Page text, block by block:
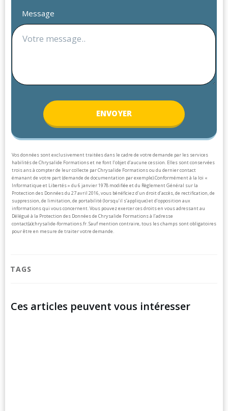
Message
ENVOYER
Vos données sont exclusivement traitées dans le cadre de votre demande par les services
habilités de Chrysalide Formations et ne font l’objet d’aucune cession. Elles sont conservées
trois ans à compter de leur collecte par Chrysalide Formations ou du dernier contact
émanant de votre part (demande de documentation par exemple).Conformément à la loi «
Informatique et Libertés » du 6 janvier 1978 modifiée et du Règlement Général sur la
Protection des Données du 27 avril 2016, vous bénéficiez d’un droit d’accès, de rectification, de
suppression, de limitation, de portabilité (lorsqu’il s’applique) et d’opposition aux
informations qui vous concernent. Vous pouvez exercer ces droits en vous adressant au
Délégué à la Protection des Données de Chrysalide Formations à l’adresse
contact(a)chrysalide-formations.fr.Sauf mention contraire, tous les champs sont obligatoires
pour être en mesure de traiter votre demande.
TAGS
Ces articles peuvent vous intéresser